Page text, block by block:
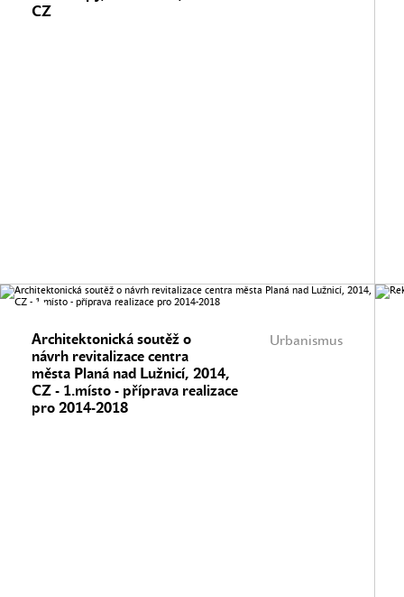
CZ
Urbanismus
Architektonická soutěž o
návrh revitalizace centra
města Planá nad Lužnicí, 2014,
CZ - 1.místo - příprava realizace
pro 2014-2018